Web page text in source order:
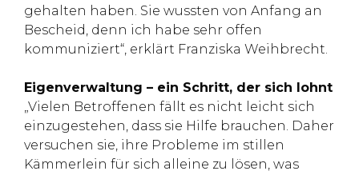
gehalten haben. Sie wussten von Anfang an
Bescheid, denn ich habe sehr offen
kommuniziert“, erklärt Franziska Weihbrecht.
Eigenverwaltung – ein Schritt, der sich lohnt
„Vielen Betroffenen fällt es nicht leicht sich
einzugestehen, dass sie Hilfe brauchen. Daher
versuchen sie, ihre Probleme im stillen
Kämmerlein für sich alleine zu lösen, was